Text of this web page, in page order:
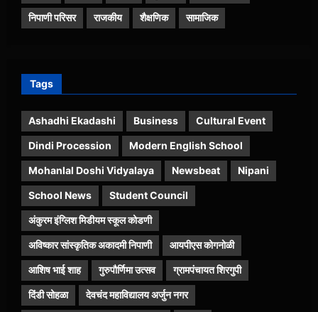
निपाणी परिसर राजकीय शैक्षणिक सामाजिक
Tags
Ashadhi Ekadashi Business Cultural Event
Dindi Procession Modern English School
Mohanlal Doshi Vidyalaya Newsbeat Nipani
School News Student Council
अंकुरम इंग्लिश मिडीयम स्कूल कोडणी
अविष्कार सांस्कृतिक अकादमी निपाणी आयपीएस कोगनोळी
आशिष भाई शाह गुरुपौर्णिमा उत्सव ग्रामपंचायत शिरगुपी
दिंडी सोहळा देवचंद महाविद्यालय अर्जुन नगर